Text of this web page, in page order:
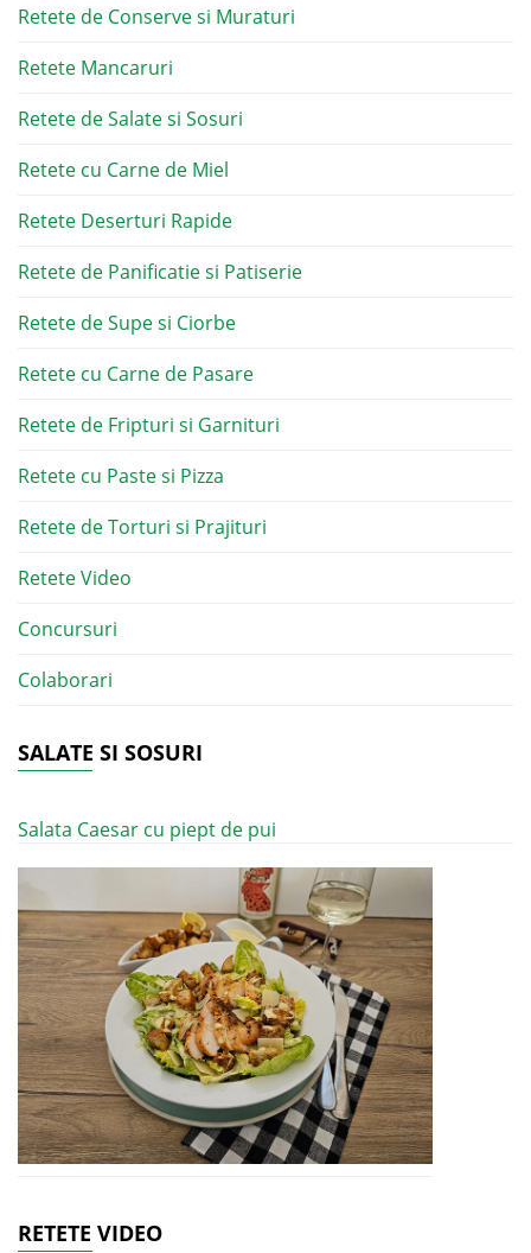
Retete de Conserve si Muraturi
Retete Mancaruri
Retete de Salate si Sosuri
Retete cu Carne de Miel
Retete Deserturi Rapide
Retete de Panificatie si Patiserie
Retete de Supe si Ciorbe
Retete cu Carne de Pasare
Retete de Fripturi si Garnituri
Retete cu Paste si Pizza
Retete de Torturi si Prajituri
Retete Video
Concursuri
Colaborari
SALATE SI SOSURI
Salata Caesar cu piept de pui
RETETE VIDEO